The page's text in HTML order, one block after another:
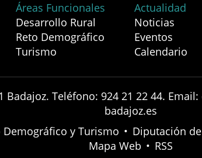
Áreas Funcionales
Desarrollo Rural
Reto Demográfico
Turismo
Actualidad
Noticias
Eventos
Calendario
Badajoz. Teléfono: 924 21 22 44.
badajoz.es
Demográfico y Turismo • Diputación
Mapa Web • RSS